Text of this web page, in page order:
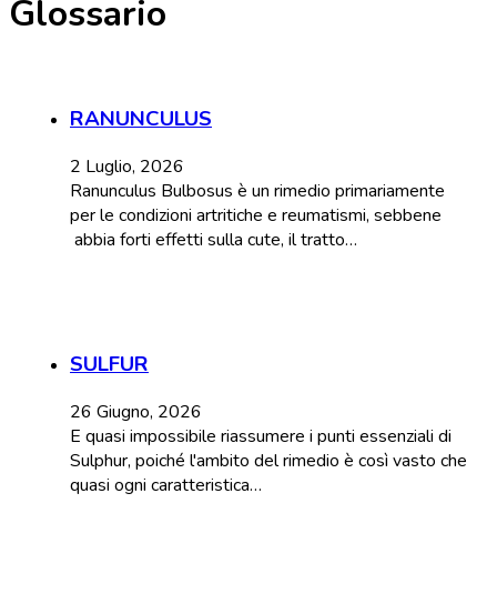
Glossario
RANUNCULUS
2 Luglio, 2026
Ranunculus Bulbosus è un rimedio primariamente
per le condizioni artritiche e reumatismi, sebbene
abbia forti effetti sulla cute, il tratto…
SULFUR
26 Giugno, 2026
E quasi impossibile riassumere i punti essenziali di
Sulphur, poiché l'ambito del rimedio è così vasto che
quasi ogni caratteristica…